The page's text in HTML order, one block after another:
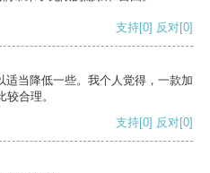
支持[0] 反对[0]
当降低一些。我个人觉得，一款加
合理。
支持[0] 反对[0]